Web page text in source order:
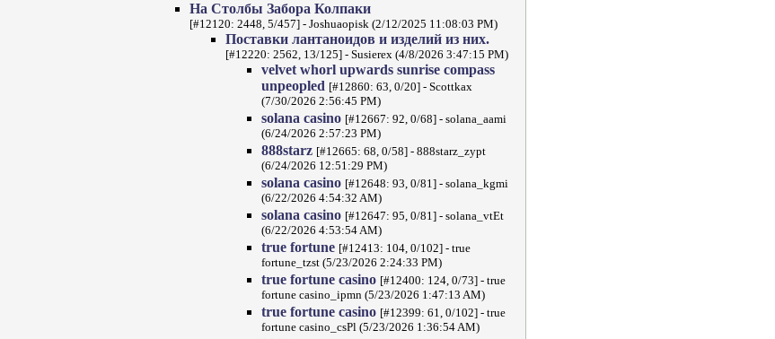
На Столбы Забора Колпаки
[#12120: 2448, 5/457] - Joshuaopisk (2/12/2025 11:08:03 PM)
Поставки лантаноидов и изделий из них.
[#12220: 2562, 13/125] - Susierex (4/8/2026 3:47:15 PM)
velvet whorl upwards sunrise compass
unpeopled [#12860: 63, 0/20] - Scottkax
(7/30/2026 2:56:45 PM)
solana casino [#12667: 92, 0/68] - solana_aami
(6/24/2026 2:57:23 PM)
888starz [#12665: 68, 0/58] - 888starz_zypt
(6/24/2026 12:51:29 PM)
solana casino [#12648: 93, 0/81] - solana_kgmi
(6/22/2026 4:54:32 AM)
solana casino [#12647: 95, 0/81] - solana_vtEt
(6/22/2026 4:53:54 AM)
true fortune [#12413: 104, 0/102] - true
fortune_tzst (5/23/2026 2:24:33 PM)
true fortune casino [#12400: 124, 0/73] - true
fortune casino_ipmn (5/23/2026 1:47:13 AM)
true fortune casino [#12399: 61, 0/102] - true
fortune casino_csPl (5/23/2026 1:36:54 AM)